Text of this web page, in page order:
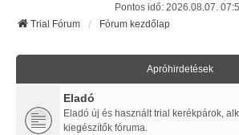
Pontos idő: 2026.08.07.
Trial Fórum
Fórum kezdőlap
Apróhirdetések
Eladó
Eladó új és használt trial kerékpárok,
kiegészítők fóruma.